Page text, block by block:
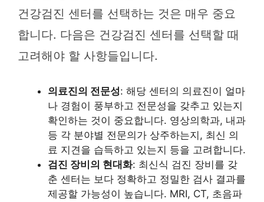
건강검진 센터를 선택하는 것은 매우 중요
합니다. 다음은 건강검진 센터를 선택할 때
고려해야 할 사항들입니다.
의료진의 전문성: 해당 센터의 의료진이 얼마
나 경험이 풍부하고 전문성을 갖추고 있는지
확인하는 것이 중요합니다. 영상의학과, 내과
등 각 분야별 전문의가 상주하는지, 최신 의
료 지견을 습득하고 있는지 등을 고려합니다.
검진 장비의 현대화: 최신식 검진 장비를 갖
춘 센터는 보다 정확하고 정밀한 검사 결과를
제공할 가능성이 높습니다. MRI, CT, 초음파